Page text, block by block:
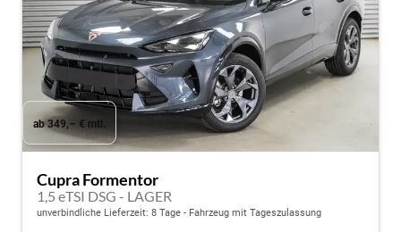
ab 349,– € mtl.
Cupra Formentor
1,5 eTSI DSG - LAGER
unverbindliche Lieferzeit: 8 Tage Fahrzeug mit Tageszulassung